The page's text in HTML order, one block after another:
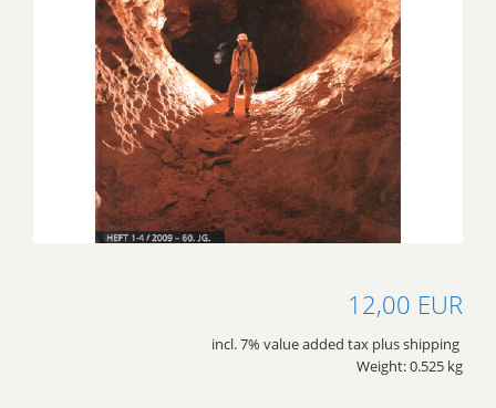
12,00 EUR
incl. 7% value added tax plus shipping
Weight: 0.525 kg